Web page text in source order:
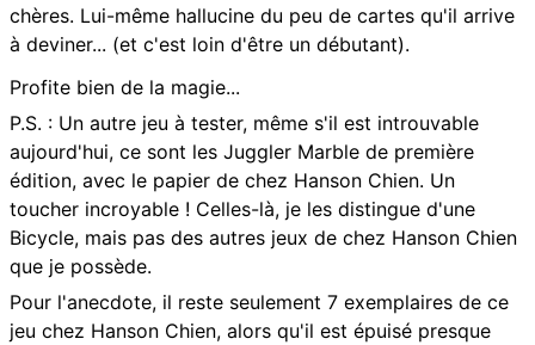
chères. Lui-même hallucine du peu de cartes qu'il arrive
à deviner... (et c'est loin d'être un débutant).
Profite bien de la magie...
P.S. : Un autre jeu à tester, même s'il est introuvable
aujourd'hui, ce sont les Juggler Marble de première
édition, avec le papier de chez Hanson Chien. Un
toucher incroyable ! Celles-là, je les distingue d'une
Bicycle, mais pas des autres jeux de chez Hanson Chien
que je possède.
Pour l'anecdote, il reste seulement 7 exemplaires de ce
jeu chez Hanson Chien, alors qu'il est épuisé presque